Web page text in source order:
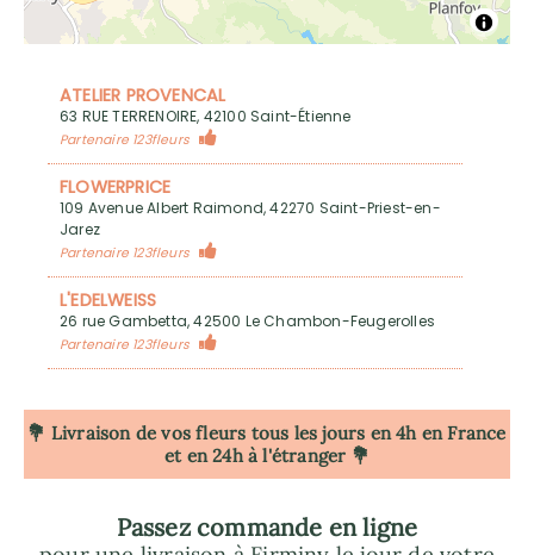
ATELIER PROVENCAL
63 RUE TERRENOIRE, 42100 Saint-Étienne
Partenaire 123fleurs
FLOWERPRICE
109 Avenue Albert Raimond, 42270 Saint-Priest-en-
Jarez
Partenaire 123fleurs
L'EDELWEISS
26 rue Gambetta, 42500 Le Chambon-Feugerolles
Partenaire 123fleurs
💐 Livraison de vos fleurs tous les jours en 4h en France
et en 24h à l'étranger 💐
Passez commande en ligne